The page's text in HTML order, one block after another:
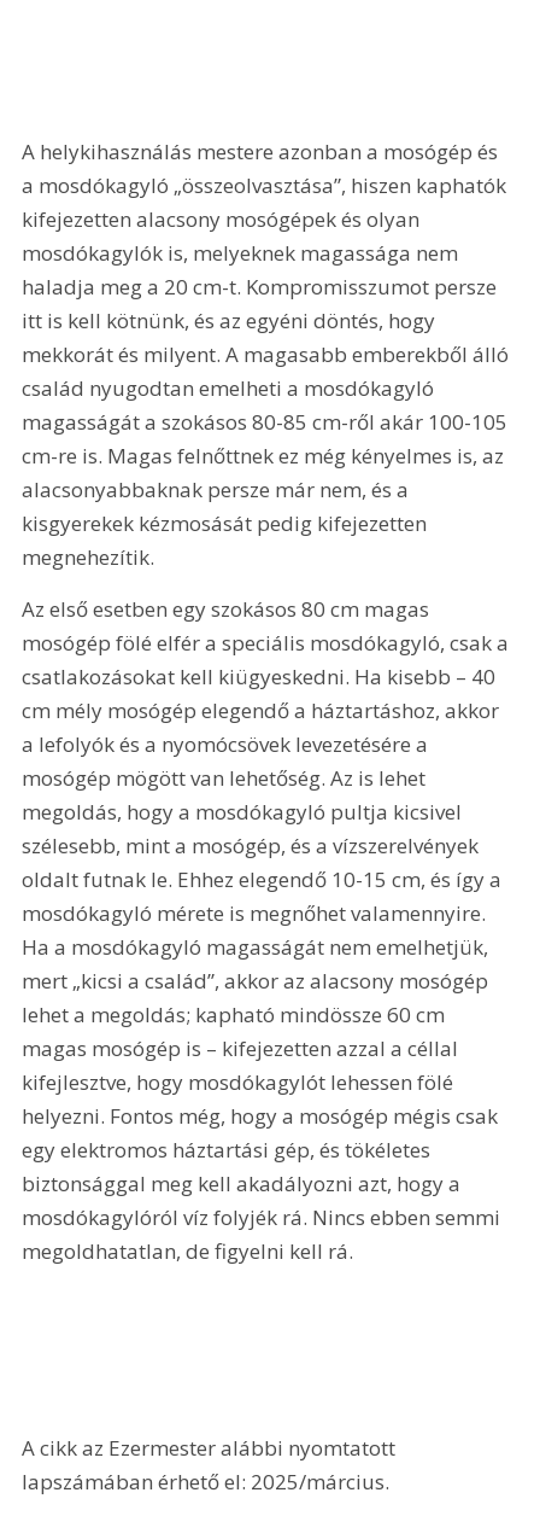
A helykihasználás mestere azonban a mosógép és
a mosdókagyló „összeolvasztása”, hiszen kaphatók
kifejezetten alacsony mosógépek és olyan
mosdókagylók is, melyeknek magassága nem
haladja meg a 20 cm-t. Kompromisszumot persze
itt is kell kötnünk, és az egyéni döntés, hogy
mekkorát és milyent. A magasabb emberekből álló
család nyugodtan emelheti a mosdókagyló
magasságát a szokásos 80-85 cm-ről akár 100-105
cm-re is. Magas felnőttnek ez még kényelmes is, az
alacsonyabbaknak persze már nem, és a
kisgyerekek kézmosását pedig kifejezetten
megnehezítik.
Az első esetben egy szokásos 80 cm magas
mosógép fölé elfér a speciális mosdókagyló, csak a
csatlakozásokat kell kiügyeskedni. Ha kisebb – 40
cm mély mosógép elegendő a háztartáshoz, akkor
a lefolyók és a nyomócsövek levezetésére a
mosógép mögött van lehetőség. Az is lehet
megoldás, hogy a mosdókagyló pultja kicsivel
szélesebb, mint a mosógép, és a vízszerelvények
oldalt futnak le. Ehhez elegendő 10-15 cm, és így a
mosdókagyló mérete is megnőhet valamennyire.
Ha a mosdókagyló magasságát nem emelhetjük,
mert „kicsi a család”, akkor az alacsony mosógép
lehet a megoldás; kapható mindössze 60 cm
magas mosógép is – kifejezetten azzal a céllal
kifejlesztve, hogy mosdókagylót lehessen fölé
helyezni. Fontos még, hogy a mosógép mégis csak
egy elektromos háztartási gép, és tökéletes
biztonsággal meg kell akadályozni azt, hogy a
mosdókagylóról víz folyjék rá. Nincs ebben semmi
megoldhatatlan, de figyelni kell rá.
A cikk az Ezermester alábbi nyomtatott
lapszámában érhető el: 2025/március.